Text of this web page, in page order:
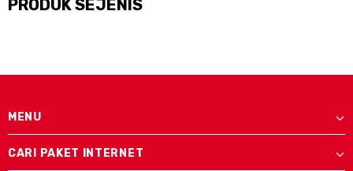
PRODUK SEJENIS
MENU
CARI PAKET INTERNET